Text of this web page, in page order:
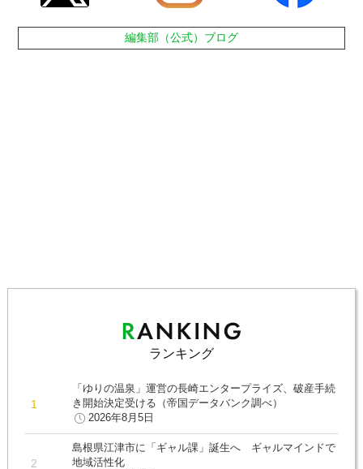
編集部（公式）ブログ
ランキング
「ゆりの温泉」運営の長崎エンタープライズ、破産手続
き開始決定受ける（帝国データバンク調べ）
2026年8月5日
島根県江津市に「ギャル課」誕生へ ギャルマインドで
地域活性化